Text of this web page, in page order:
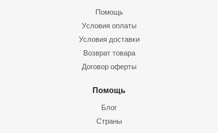
Помощь
Условия оплаты
Условия доставки
Возврат товара
Договор оферты
Помощь
Блог
Страны